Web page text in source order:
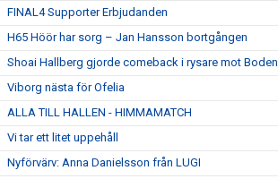
FINAL4 Supporter Erbjudanden
H65 Höör har sorg – Jan Hansson bortgången
Shoai Hallberg gjorde comeback i rysare mot Boden
Viborg nästa för Ofelia
ALLA TILL HALLEN - HIMMAMATCH
Vi tar ett litet uppehåll
Nyförvärv: Anna Danielsson från LUGI